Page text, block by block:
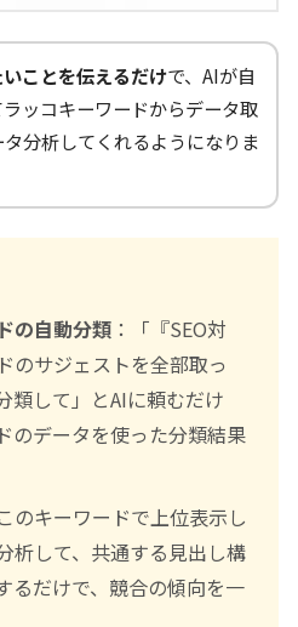
ことを伝えるだけで、AIが自
ッコキーワードからデータ取
分析してくれるようになりま
の自動分類 ：「『SEO対
のサジェストを全部取っ
類して」とAIに頼むだけ
のデータを使った分類結果
のキーワードで上位表示し
析して、共通する見出し構
るだけで、競合の傾向を一